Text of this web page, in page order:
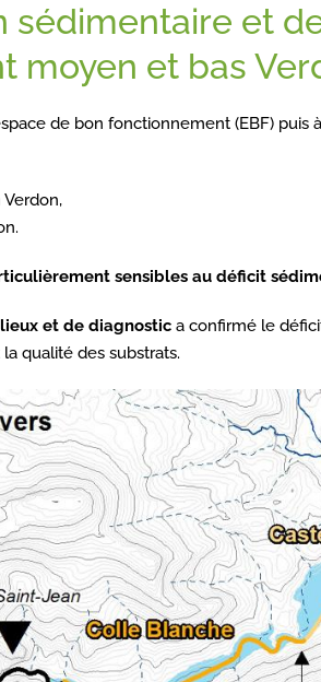
sédimentaire et
moyen et bas
de bon fonctionnement (EBF) puis
sensibles au déficit
lieux et de diagnostic a confirmé le
qualité des substrats.